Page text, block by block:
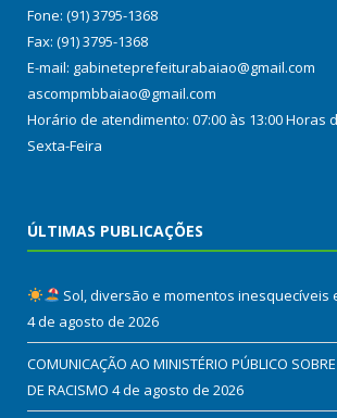
Fone: (91) 3795-1368
Fax: (91) 3795-1368
E-mail: gabineteprefeiturabaiao@gmail.com
ascompmbbaiao@gmail.com
Horário de atendimento: 07:00 às 13:00 Horas
Sexta-Feira
ÚLTIMAS PUBLICAÇÕES
Sol, diversão e momentos inesquecíveis
4 de agosto de 2026
COMUNICAÇÃO AO MINISTÉRIO PÚBLICO
DE RACISMO 4 de agosto de 2026